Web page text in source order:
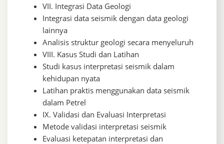
VII. Integrasi Data Geologi
Integrasi data seismik dengan data geologi
lainnya
Analisis struktur geologi secara menyeluruh
VIII. Kasus Studi dan Latihan
Studi kasus interpretasi seismik dalam
kehidupan nyata
Latihan praktis menggunakan data seismik
dalam Petrel
IX. Validasi dan Evaluasi Interpretasi
Metode validasi interpretasi seismik
Evaluasi ketepatan interpretasi dan